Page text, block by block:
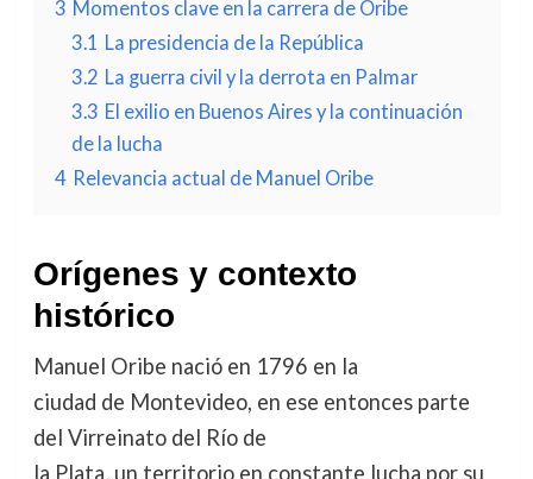
3 Momentos clave en la carrera de Oribe
3.1 La presidencia de la República
3.2 La guerra civil y la derrota en Palmar
3.3 El exilio en Buenos Aires y la continuación
de la lucha
4 Relevancia actual de Manuel Oribe
Orígenes y contexto
histórico
Manuel Oribe nació en 1796 en la
ciudad de Montevideo, en ese entonces parte
del Virreinato del Río de
la Plata, un territorio en constante lucha por su